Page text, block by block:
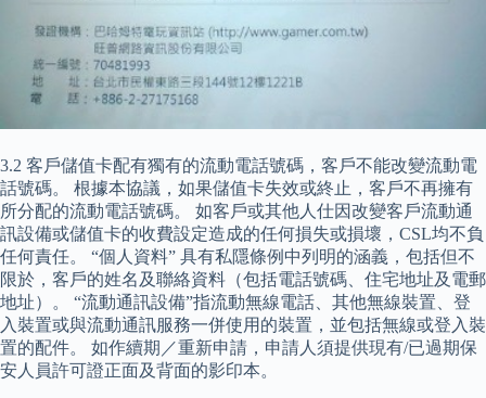
3.2 客戶儲值卡配有獨有的流動電話號碼，客戶不能改變流動電
話號碼。 根據本協議，如果儲值卡失效或終止，客戶不再擁有
所分配的流動電話號碼。 如客戶或其他人仕因改變客戶流動通
訊設備或儲值卡的收費設定造成的任何損失或損壞，CSL均不負
任何責任。 “個人資料” 具有私隱條例中列明的涵義，包括但不
限於，客戶的姓名及聯絡資料（包括電話號碼、住宅地址及電郵
地址）。 “流動通訊設備”指流動無線電話、其他無線裝置、登
入裝置或與流動通訊服務一併使用的裝置，並包括無線或登入裝
置的配件。 如作續期／重新申請，申請人須提供現有/已過期保
安人員許可證正面及背面的影印本。